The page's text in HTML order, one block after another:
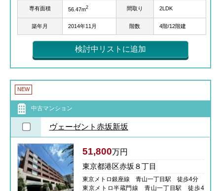
専有面積 56.47m2 間取り 2LDK
築年月 2014年11月 階数 4階/12階建
検討中リストに追加
NEW
中古マンション
ヴェーゼント赤坂新坂
51,800万円
東京都港区赤坂８丁目
東京メトロ銀座線 青山一丁目駅 徒歩4分
東京メトロ半蔵門線 青山一丁目駅 徒歩4